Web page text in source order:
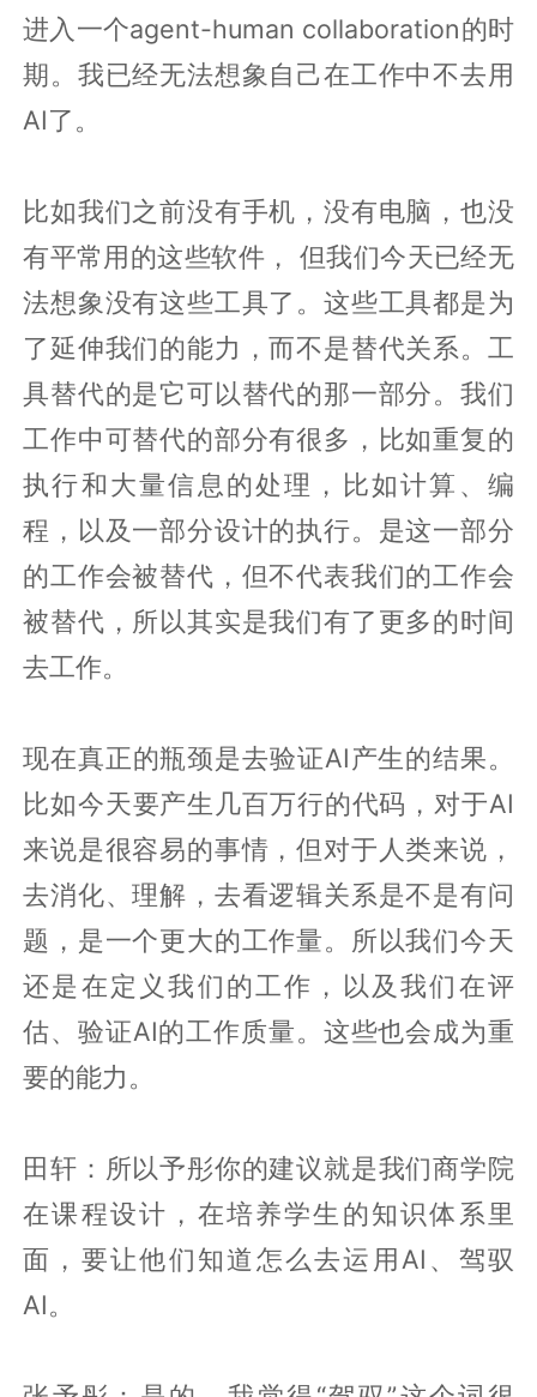
进入一个agent-human collaboration的时
期。我已经无法想象自己在工作中不去用
AI了。
比如我们之前没有手机，没有电脑，也没
有平常用的这些软件， 但我们今天已经无
法想象没有这些工具了。这些工具都是为
了延伸我们的能力，而不是替代关系。工
具替代的是它可以替代的那一部分。我们
工作中可替代的部分有很多，比如重复的
执行和大量信息的处理，比如计算、编
程，以及一部分设计的执行。是这一部分
的工作会被替代，但不代表我们的工作会
被替代，所以其实是我们有了更多的时间
去工作。
现在真正的瓶颈是去验证AI产生的结果。
比如今天要产生几百万行的代码，对于AI
来说是很容易的事情，但对于人类来说，
去消化、理解，去看逻辑关系是不是有问
题，是一个更大的工作量。所以我们今天
还是在定义我们的工作，以及我们在评
估、验证AI的工作质量。这些也会成为重
要的能力。
田轩：所以予彤你的建议就是我们商学院
在课程设计，在培养学生的知识体系里
面，要让他们知道怎么去运用AI、驾驭
AI。